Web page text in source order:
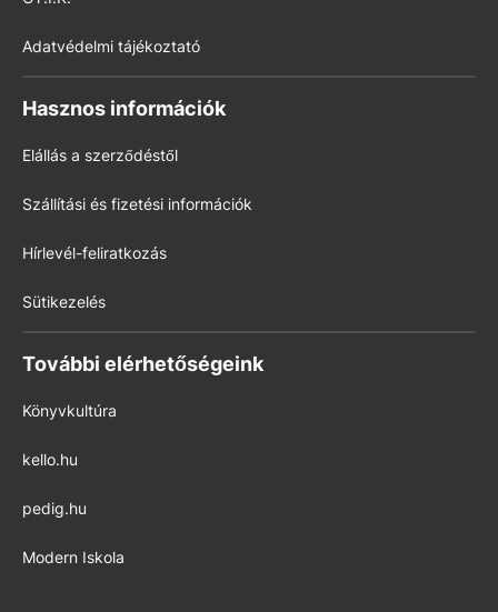
Adatvédelmi tájékoztató
Hasznos információk
Elállás a szerződéstől
Szállítási és fizetési információk
Hírlevél-feliratkozás
Sütikezelés
További elérhetőségeink
Könyvkultúra
kello.hu
pedig.hu
Modern Iskola